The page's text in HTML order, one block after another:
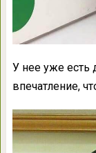
У нее уже есть
впечатление,